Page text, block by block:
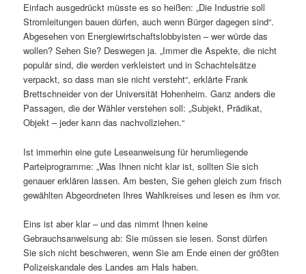
Einfach ausgedrückt müsste es so heißen: „Die Industrie soll
Stromleitungen bauen dürfen, auch wenn Bürger dagegen sind“.
Abgesehen von Energiewirtschaftslobbyisten – wer würde das
wollen? Sehen Sie? Deswegen ja. „Immer die Aspekte, die nicht
populär sind, die werden verkleistert und in Schachtelsätze
verpackt, so dass man sie nicht versteht“, erklärte Frank
Brettschneider von der Universität Hohenheim. Ganz anders die
Passagen, die der Wähler verstehen soll: „Subjekt, Prädikat,
Objekt – jeder kann das nachvollziehen.“
Ist immerhin eine gute Leseanweisung für herumliegende
Parteiprogramme: „Was Ihnen nicht klar ist, sollten Sie sich
genauer erklären lassen. Am besten, Sie gehen gleich zum frisch
gewählten Abgeordneten Ihres Wahlkreises und lesen es ihm vor.
Eins ist aber klar – und das nimmt Ihnen keine
Gebrauchsanweisung ab: Sie müssen sie lesen. Sonst dürfen
Sie sich nicht beschweren, wenn Sie am Ende einen der größten
Polizeiskandale des Landes am Hals haben.